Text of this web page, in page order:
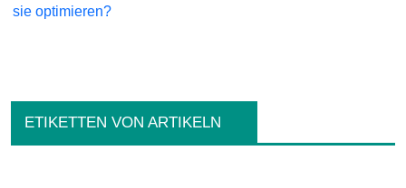
ETIKETTEN VON ARTIKELN